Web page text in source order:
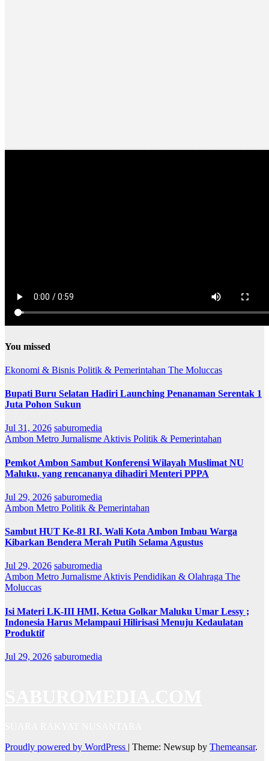
You missed
Ekonomi & Bisnis Politik & Pemerintahan The Moluccas
Bupati Buru Selatan Hadiri Launching Penanaman Serentak 1
Juta Pohon Sukun
Jul 31, 2026 saburomedia
Ambon Metro Jurnalisme Aktivis Politik & Pemerintahan
Pemkot Ambon Sambut Konferensi Wilayah Muslimat NU
Maluku, yang rencananya dihadiri Menteri PPPA
Jul 29, 2026 saburomedia
Ambon Metro Politik & Pemerintahan
Sambut HUT Ke-81 RI, Wali Kota Ambon Imbau Warga
Kibarkan Bendera Merah Putih Selama Agustus
Jul 29, 2026 saburomedia
Ambon Metro Jurnalisme Aktivis Pendidikan & Olahraga The
Moluccas
Isi Materi LK-III HMI, Ketua Golkar Maluku Umar Lessy ;
Indonesia Harus Melampaui Hilirisasi Menuju Kedaulatan
Produktif
Jul 29, 2026 saburomedia
Proudly powered by WordPress | Theme: Newsup by Themeansar.